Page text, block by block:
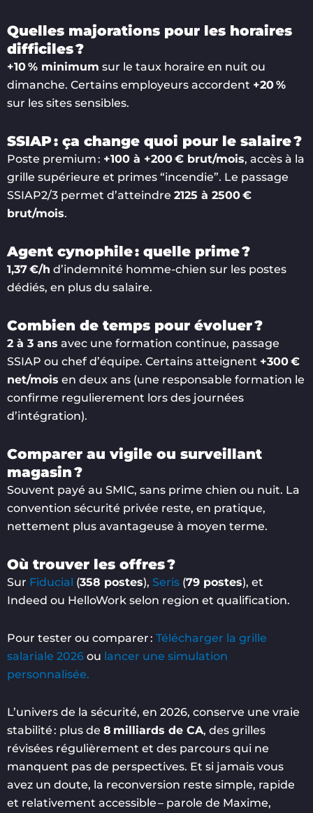
Quelles majorations pour les horaires
difficiles ?
+10 % minimum sur le taux horaire en nuit ou
dimanche. Certains employeurs accordent +20 %
sur les sites sensibles.
SSIAP : ça change quoi pour le salaire ?
Poste premium : +100 à +200 € brut/mois, accès à la
grille supérieure et primes “incendie”. Le passage
SSIAP2/3 permet d’atteindre 2125 à 2500 €
brut/mois.
Agent cynophile : quelle prime ?
1,37 €/h d’indemnité homme-chien sur les postes
dédiés, en plus du salaire.
Combien de temps pour évoluer ?
2 à 3 ans avec une formation continue, passage
SSIAP ou chef d’équipe. Certains atteignent +300 €
net/mois en deux ans (une responsable formation le
confirme regulierement lors des journées
d’intégration).
Comparer au vigile ou surveillant
magasin ?
Souvent payé au SMIC, sans prime chien ou nuit. La
convention sécurité privée reste, en pratique,
nettement plus avantageuse à moyen terme.
Où trouver les offres ?
Sur Fiducial (358 postes), Seris (79 postes), et
Indeed ou HelloWork selon region et qualification.
Pour tester ou comparer : Télécharger la grille
salariale 2026 ou lancer une simulation
personnalisée.
L’univers de la sécurité, en 2026, conserve une vraie
stabilité : plus de 8 milliards de CA, des grilles
révisées régulièrement et des parcours qui ne
manquent pas de perspectives. Et si jamais vous
avez un doute, la reconversion reste simple, rapide
et relativement accessible – parole de Maxime,